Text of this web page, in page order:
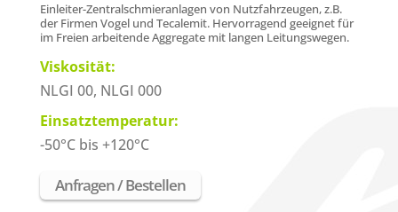
Einleiter-Zentralschmieranlagen von Nutzfahrzeugen, z.B.
der Firmen Vogel und Tecalemit. Hervorragend geeignet für
im Freien arbeitende Aggregate mit langen Leitungswegen.
Viskosität:
NLGI 00, NLGI 000
Einsatztemperatur:
-50°C bis +120°C
Anfragen / Bestellen